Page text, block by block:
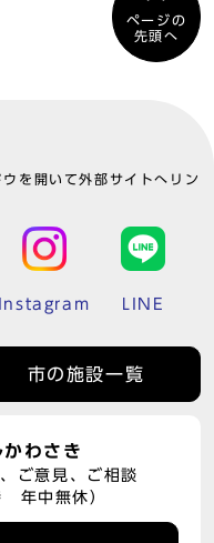
ページの
先頭へ
を開いて外部サイトへリン
Instagram LINE
市の施設一覧
わさき
ご意見、ご相談
年中無休）